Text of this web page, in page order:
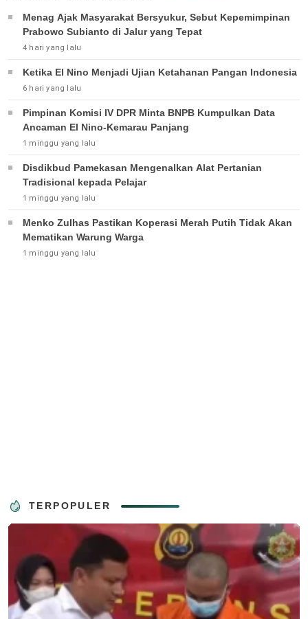
Menag Ajak Masyarakat Bersyukur, Sebut Kepemimpinan
Prabowo Subianto di Jalur yang Tepat
4 hari yang lalu
Ketika El Nino Menjadi Ujian Ketahanan Pangan Indonesia
6 hari yang lalu
Pimpinan Komisi IV DPR Minta BNPB Kumpulkan Data
Ancaman El Nino-Kemarau Panjang
1 minggu yang lalu
Disdikbud Pamekasan Mengenalkan Alat Pertanian
Tradisional kepada Pelajar
1 minggu yang lalu
Menko Zulhas Pastikan Koperasi Merah Putih Tidak Akan
Mematikan Warung Warga
1 minggu yang lalu
TERPOPULER